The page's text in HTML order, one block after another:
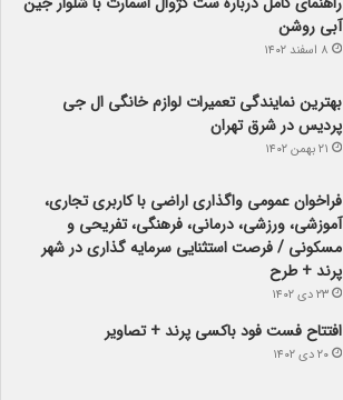
آبی روشن
۸ اسفند ۱۴۰۲
بهترین نمایندگی تعمیرات لوازم خانگی ال جی
پردیس در شرق تهران
۲۱ بهمن ۱۴۰۲
فراخوان عمومی واگذاری اراضی با کاربری تجاری،
آموزشی، ورزشی، درمانی، فرهنگی، تفریحی و
مسکونی / فرصت استثنایی سرمایه گذاری در شهر
پرند + طرح
۲۳ دی ۱۴۰۲
افتتاح فست فود باکسی پرند + تصاویر
۲۰ دی ۱۴۰۲